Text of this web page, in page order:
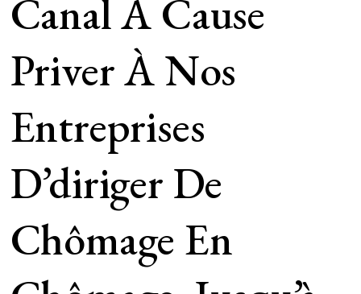
Canal À Cause
Priver À Nos
Entreprises
D’diriger De
Chômage En